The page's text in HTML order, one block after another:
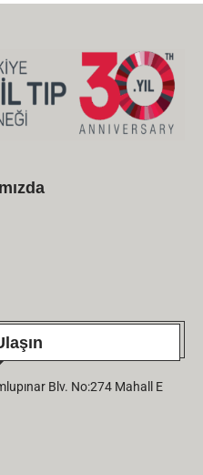
Blv. No:274 Mahall E